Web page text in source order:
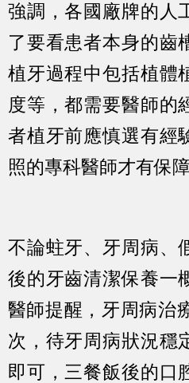
強調，各國廠牌的人
了要看患者本身的齒
植牙過程中包括植體
度等，都需要醫師的
者植牙前應慎選有經
照的專科醫師才有保障
不論蛀牙、牙周病、
後的牙齒清潔保養一
醫師提醒，牙周病治
次，待牙周病狀況穩
即可，三餐飯後的口